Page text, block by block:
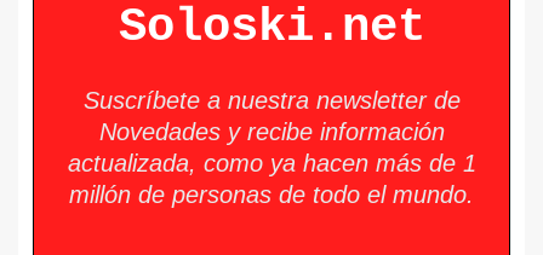
Soloski.net
Suscríbete a nuestra newsletter de
Novedades y recibe información
actualizada, como ya hacen más de 1
millón de personas de todo el mundo.